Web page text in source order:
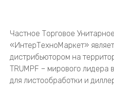
Частное Торговое
«ИнтерТехноМаркет»
дистрибьютором на
TRUMPF – мирового лидера
для листообработки и